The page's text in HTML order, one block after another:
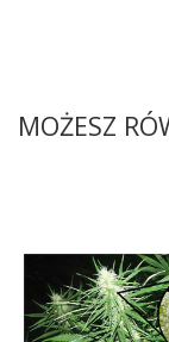
MOŻESZ